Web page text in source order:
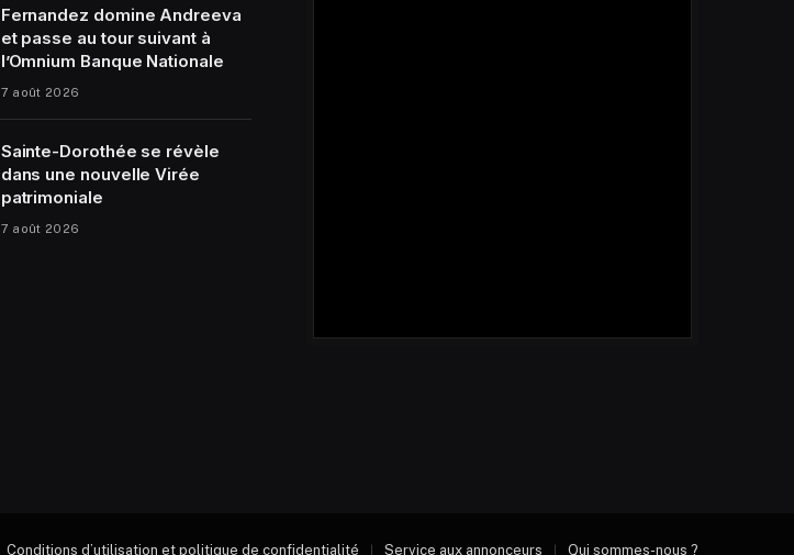
Fernandez domine Andreeva
et passe au tour suivant à
l’Omnium Banque Nationale
7 août 2026
Sainte-Dorothée se révèle
dans une nouvelle Virée
patrimoniale
7 août 2026
Conditions d’utilisation et politique de confidentialité Service aux annonceurs Qui sommes-nous ?